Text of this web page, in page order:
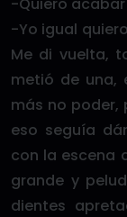
-Yo igual
Me di vuelta,
metió de una,
más no poder,
eso seguía
con la escena
grande y
dientes